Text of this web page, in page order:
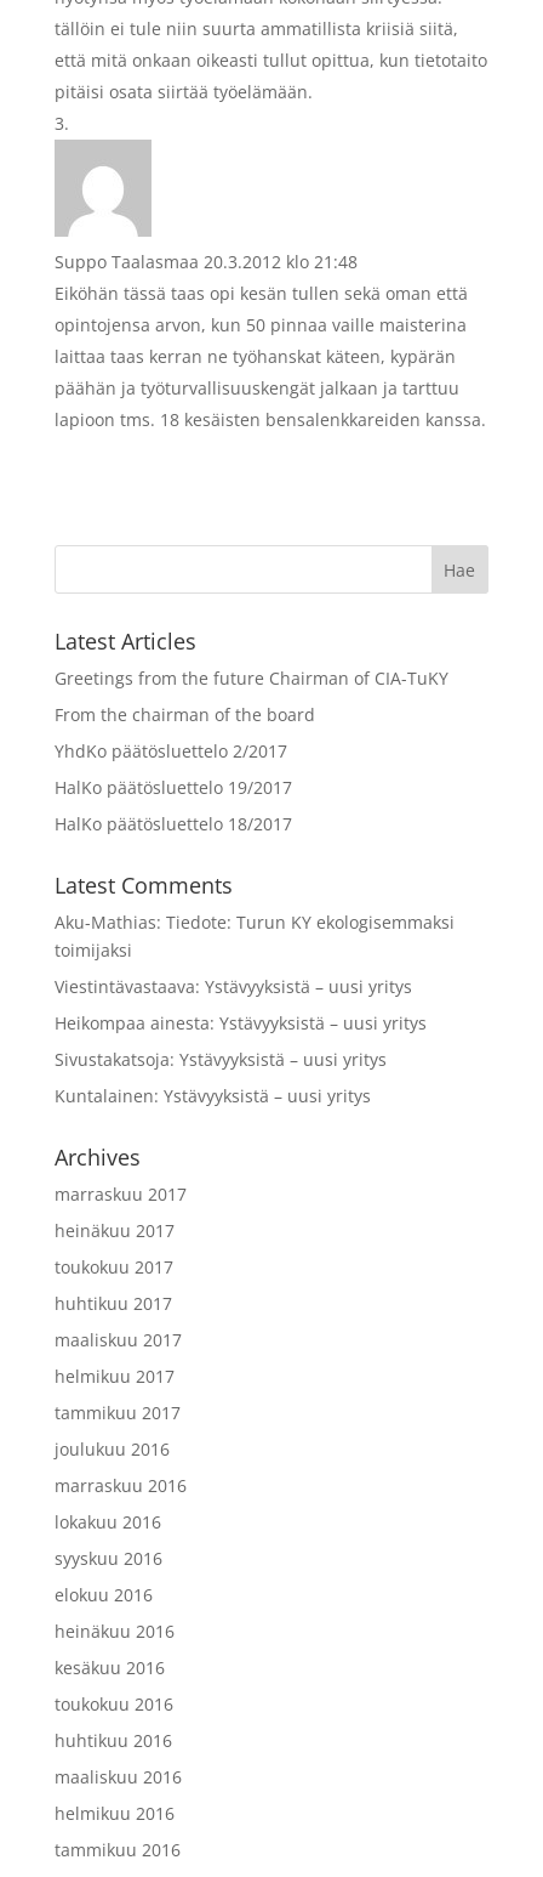
tällöin ei tule niin suurta ammatillista kriisiä siitä,
että mitä onkaan oikeasti tullut opittua, kun tietotaito
pitäisi osata siirtää työelämään.
Suppo Taalasmaa 20.3.2012 klo 21:48
Eiköhän tässä taas opi kesän tullen sekä oman että
opintojensa arvon, kun 50 pinnaa vaille maisterina
laittaa taas kerran ne työhanskat käteen, kypärän
päähän ja työturvallisuuskengät jalkaan ja tarttuu
lapioon tms. 18 kesäisten bensalenkkareiden kanssa.
Latest Articles
Greetings from the future Chairman of CIA-TuKY
From the chairman of the board
YhdKo päätösluettelo 2/2017
HalKo päätösluettelo 19/2017
HalKo päätösluettelo 18/2017
Latest Comments
Aku-Mathias: Tiedote: Turun KY ekologisemmaksi
toimijaksi
Viestintävastaava: Ystävyyksistä – uusi yritys
Heikompaa ainesta: Ystävyyksistä – uusi yritys
Sivustakatsoja: Ystävyyksistä – uusi yritys
Kuntalainen: Ystävyyksistä – uusi yritys
Archives
marraskuu 2017
heinäkuu 2017
toukokuu 2017
huhtikuu 2017
maaliskuu 2017
helmikuu 2017
tammikuu 2017
joulukuu 2016
marraskuu 2016
lokakuu 2016
syyskuu 2016
elokuu 2016
heinäkuu 2016
kesäkuu 2016
toukokuu 2016
huhtikuu 2016
maaliskuu 2016
helmikuu 2016
tammikuu 2016